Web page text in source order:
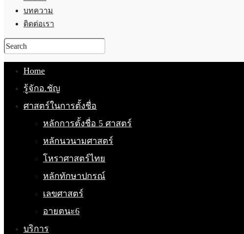
บทความ
ติดต่อเรา
Home
รู้จักอ.ชัญ
ศาสตร์ในการตั้งชื่อ
หลักการตั้งชื่อ 5 ศาสตร์
หลักนวนามศาสตร์
โหราศาสตร์ไทย
หลักทักษาปกรณ์
เลขศาสตร์
อายตนะ6
บริการ